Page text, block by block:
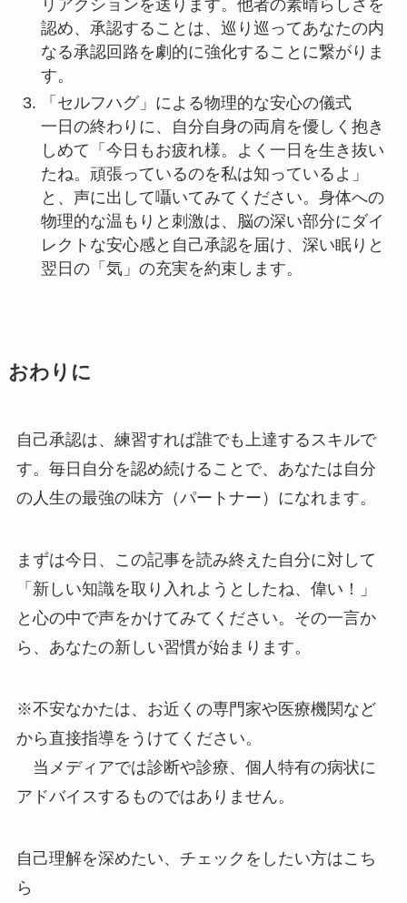
リアクションを送ります。他者の素晴らしさを
認め、承認することは、巡り巡ってあなたの内
なる承認回路を劇的に強化することに繋がりま
す。
「セルフハグ」による物理的な安心の儀式
一日の終わりに、自分自身の両肩を優しく抱き
しめて「今日もお疲れ様。よく一日を生き抜い
たね。頑張っているのを私は知っているよ」
と、声に出して囁いてみてください。身体への
物理的な温もりと刺激は、脳の深い部分にダイ
レクトな安心感と自己承認を届け、深い眠りと
翌日の「気」の充実を約束します。
おわりに
自己承認は、練習すれば誰でも上達するスキルで
す。毎日自分を認め続けることで、あなたは自分
の人生の最強の味方（パートナー）になれます。
まずは今日、この記事を読み終えた自分に対して
「新しい知識を取り入れようとしたね、偉い！」
と心の中で声をかけてみてください。その一言か
ら、あなたの新しい習慣が始まります。
※不安なかたは、お近くの専門家や医療機関など
から直接指導をうけてください。
当メディアでは診断や診療、個人特有の病状に
アドバイスするものではありません。
自己理解を深めたい、チェックをしたい方はこち
ら